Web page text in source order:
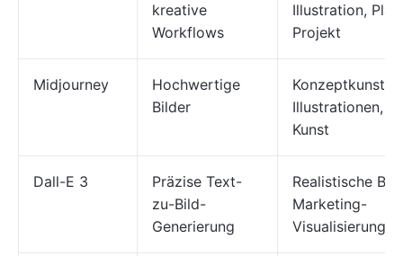
kreative
Workflows
Illustration,
Projekt
Midjourney
Hochwertige
Bilder
Konzeptkunst,
Illustrationen,
Kunst
Dall-E 3
Präzise Text-
zu-Bild-
Generierung
Realistische
Marketing-
Visualisierungen